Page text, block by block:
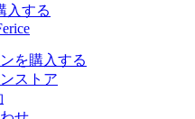
入する
を購入する
ストア